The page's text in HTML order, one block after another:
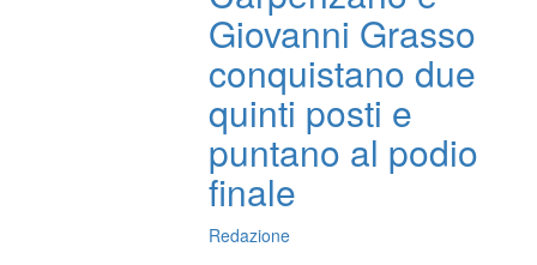
Giovanni Grasso
conquistano due
quinti posti e
puntano al podio
finale
Redazione